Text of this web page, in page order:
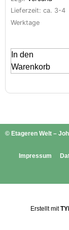
Lieferzeit: ca. 3-4
Werktage
In den
Warenkorb
© Etageren Welt –
Impressum
Erstellt mit